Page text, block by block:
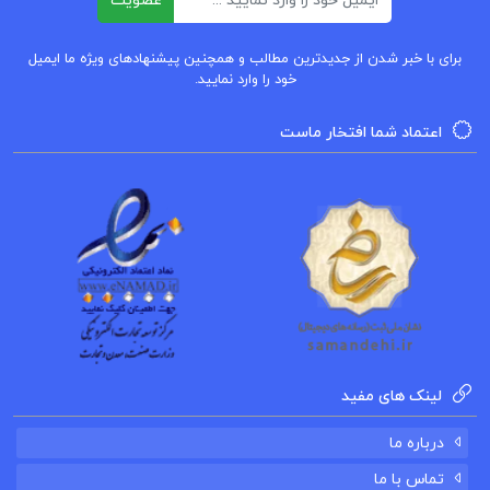
برای با خبر شدن از جدیدترین مطالب و همچنین پیشنهادهای ویژه ما ایمیل
خود را وارد نمایید.
اعتماد شما افتخار ماست
لینک های مفید
درباره ما
تماس با ما